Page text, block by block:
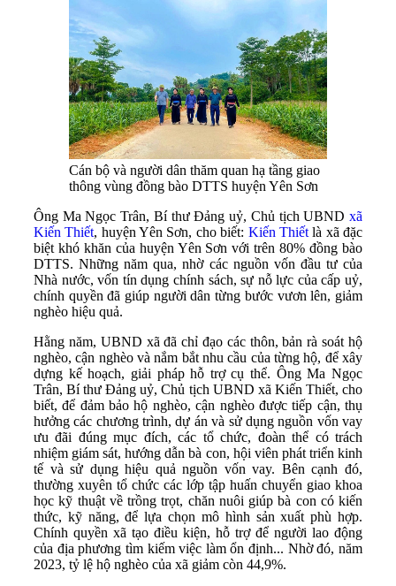
Cán bộ và người dân thăm quan hạ tầng giao
thông vùng đồng bào DTTS huyện Yên Sơn
Ông Ma Ngọc Trân, Bí thư Đảng uỷ, Chủ tịch UBND xã
Kiến Thiết, huyện Yên Sơn, cho biết: Kiến Thiếtlà xã đặc
biệt khó khăn của huyện Yên Sơn với trên 80% đồng bào
DTTS. Những năm qua, nhờ các nguồn vốn đầu tư của
Nhà nước, vốn tín dụng chính sách, sự nỗ lực của cấp uỷ,
chính quyền đã giúp người dân từng bước vươn lên, giảm
nghèo hiệu quả.
Hằng năm, UBND xã đã chỉ đạo các thôn, bản rà soát hộ
nghèo, cận nghèo và nắm bắt nhu cầu của từng hộ, để xây
dựng kế hoạch, giải pháp hỗ trợ cụ thể. Ông Ma Ngọc
Trân, Bí thư Đảng uỷ, Chủ tịch UBND xã Kiến Thiết, cho
biết, để đảm bảo hộ nghèo, cận nghèo được tiếp cận, thụ
hưởng các chương trình, dự án và sử dụng nguồn vốn vay
ưu đãi đúng mục đích, các tổ chức, đoàn thể có trách
nhiệm giám sát, hướng dẫn bà con, hội viên phát triển kinh
tế và sử dụng hiệu quả nguồn vốn vay. Bên cạnh đó,
thường xuyên tổ chức các lớp tập huấn chuyển giao khoa
học kỹ thuật về trồng trọt, chăn nuôi giúp bà con có kiến
thức, kỹ năng, để lựa chọn mô hình sản xuất phù hợp.
Chính quyền xã tạo điều kiện, hỗ trợ để người lao động
của địa phương tìm kiếm việc làm ổn định... Nhờ đó, năm
2023, tỷ lệ hộ nghèo của xã giảm còn 44,9%.